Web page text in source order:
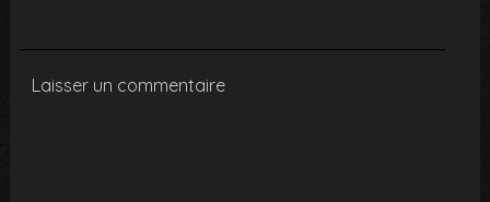
Laisser un commentaire